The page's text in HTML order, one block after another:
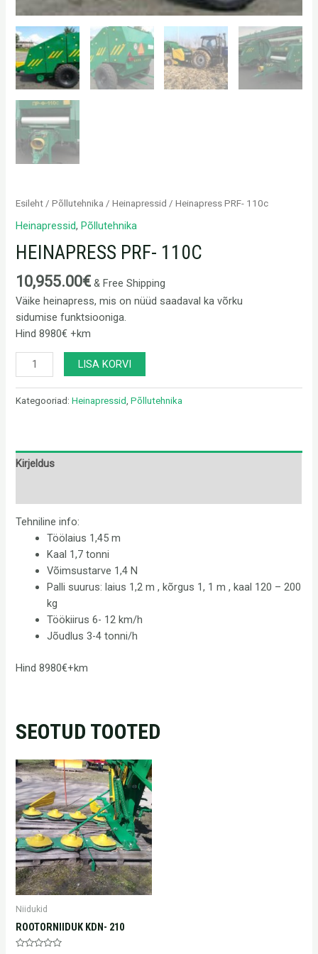
Esileht /Põllutehnika /Heinapressid / Heinapress PRF- 110c
Heinapressid,Põllutehnika
HEINAPRESS PRF- 110C
10,955.00€ & Free Shipping
Väike heinapress, mis on nüüd saadaval ka võrku
sidumise funktsiooniga.
Hind 8980€ +km
LISA KORVI
Kategooriad:Heinapressid,Põllutehnika
Kirjeldus
Tehniline info:
Töölaius 1,45 m
Kaal 1,7 tonni
Võimsustarve 1,4 N
Palli suurus: laius 1,2 m , kõrgus 1, 1 m , kaal 120 – 200
kg
Töökiirus 6- 12 km/h
Jõudlus 3-4 tonni/h
Hind 8980€+km
SEOTUD TOOTED
Niidukid
ROOTORNIIDUK KDN- 210